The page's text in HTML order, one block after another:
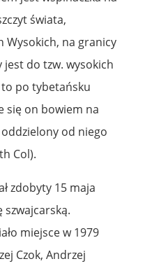
świata,
Wysokich, na granicy
jest do tzw. wysokich
po tybetańsku
się on bowiem na
od niego
Col).
zdobyty 15 maja
szwajcarską.
miejsce w 1979
Czok, Andrzej